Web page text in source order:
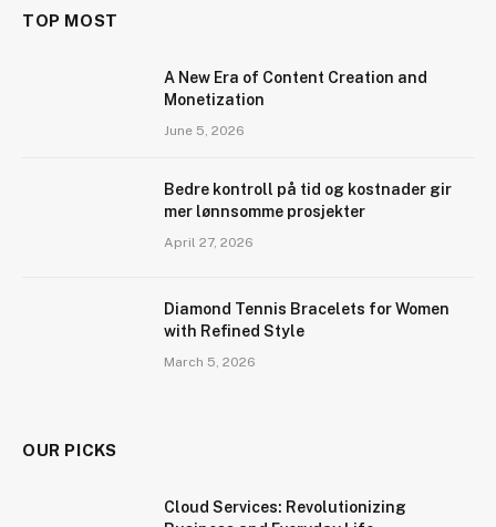
TOP MOST
A New Era of Content Creation and
Monetization
June 5, 2026
Bedre kontroll på tid og kostnader gir
mer lønnsomme prosjekter
April 27, 2026
Diamond Tennis Bracelets for Women
with Refined Style
March 5, 2026
OUR PICKS
Cloud Services: Revolutionizing